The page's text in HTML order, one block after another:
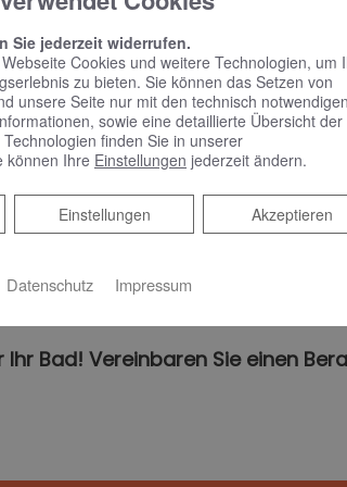
flach und unterfahrbar, Höhe nach
, Stütz- und Klappgriffe,
Dusche: schwellenlos
Gestaltung in Material und
angebrachtes behindertengerechtes WC
angebrachte Spiegel und blendfreie,
mit Tür oder Sitzwanne
Bad! Vereinbaren Sie einen
Sie jederzeit widerrufen.
Cookies und weitere Technologien, um
zu bieten. Sie können das Setzen von
unsere Seite nur mit den technisch notwendigen
sowie eine detaillierte Übersicht der
finden Sie in unserer
können Ihre Einstellungen jederzeit ändern.
Akzeptieren
Einstellungen
Datenschutz Impressum